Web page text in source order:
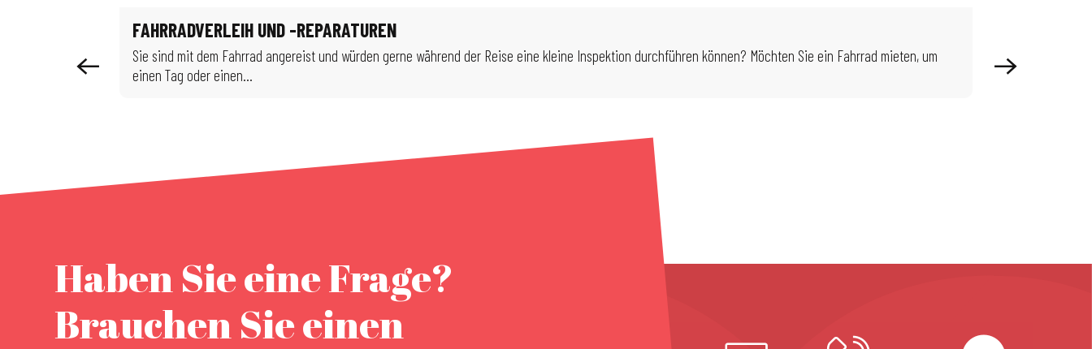
FAHRRADVERLEIH UND -REPARATUREN
Sie sind mit dem Fahrrad angereist und würden gerne während der Reise eine kleine Inspektion durchführen können? Möchten Sie ein Fahrrad mieten, um
einen Tag oder einen...
Haben Sie Lust,
Richtige für Sie,
Haben Sie eine Frage?
Brauchen Sie einen